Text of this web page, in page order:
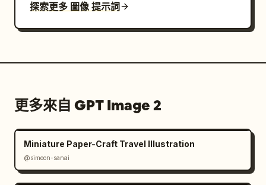
探索更多 圖像 提示詞
更多來自 GPT Image 2
Miniature Paper-Craft Travel Illustration
@simeon-sanai